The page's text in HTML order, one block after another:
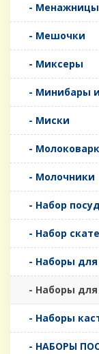
- Менажницы
- Мешочки
- Миксеры
- Минибары
- Миски
-
- Молочники
- Набор
- Набор
- Наборы для
- Наборы для
- Наборы
- НАБОРЫ